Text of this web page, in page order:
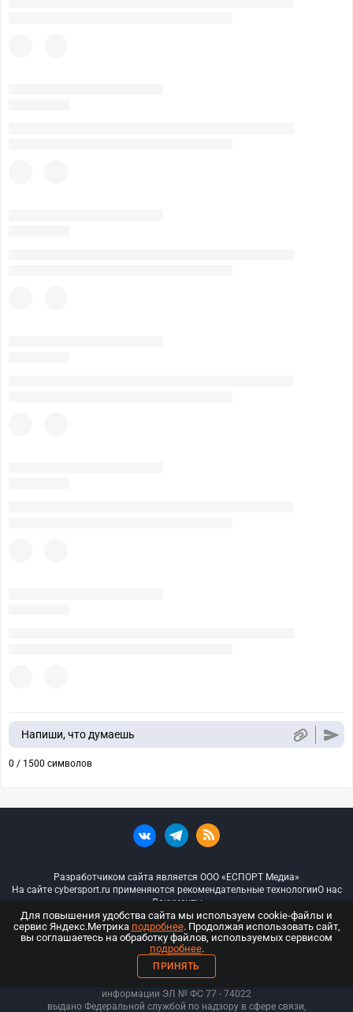
Напиши, что думаешь
0 / 1500 символов
Разработчиком сайта является ООО «ЕСПОРТ Медиа»
На сайте cybersport.ru применяются рекомендательные технологииО нас
Документы
© ООО «Киберспорт.ру» — Все права защищены
18+
ООО «Киберспорт.ру». Свидетельство о регистрации средств массовой
информации ЭЛ № ФС 77 - 74022
выдано Федеральной службой по надзору в сфере связи,
Для повышения удобства сайта мы используем cookie-файлы и
сервис Яндекс.Метрика подробнее. Продолжая использовать сайт,
вы соглашаетесь на обработку файлов, используемых сервисом
подробнее.
ПРИНЯТЬ